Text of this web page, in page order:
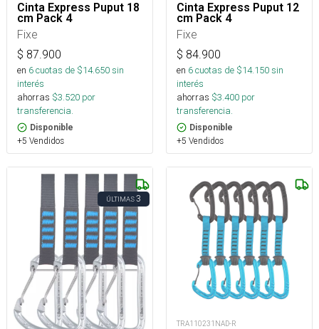
Cinta Express Puput 18
cm Pack 4
Fixe
$ 87.900
en 6cuotas de $14.650sin
interés
ahorras $3.520 por
transferencia.
Disponible
+5 Vendidos
Cinta Express Puput 12
cm Pack 4
Fixe
$ 84.900
en 6cuotas de $14.150sin
interés
ahorras $3.400 por
transferencia.
Disponible
+5 Vendidos
ÚLTIMAS3
TRA110231NAD-R